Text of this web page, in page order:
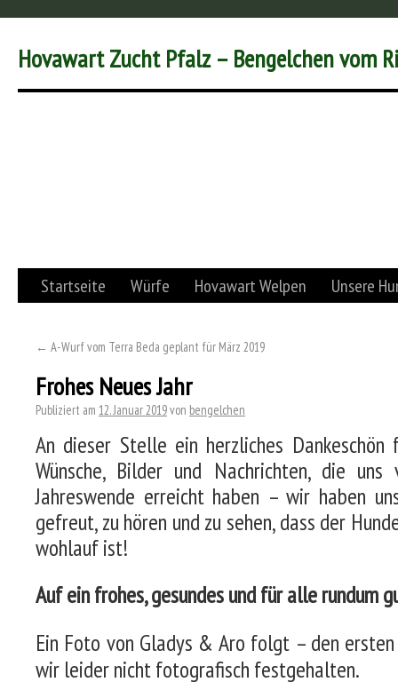
Hovawart Zucht Pfalz – Bengelchen vom
Startseite Würfe Hovawart Welpen Unsere
← A-Wurf vom Terra Beda geplant für März 2019
Frohes Neues Jahr
Publiziert am 12. Januar 2019von bengelchen
An dieser Stelle ein herzliches
Wünsche, Bilder und Nachrichten, die
Jahreswende erreicht haben – wir haben
gefreut, zu hören und zu sehen, dass der
wohlauf ist!
Auf ein frohes, gesundes und für alle rundum
Ein Foto von Gladys & Aro folgt – den
wir leider nicht fotografisch festgehalten.